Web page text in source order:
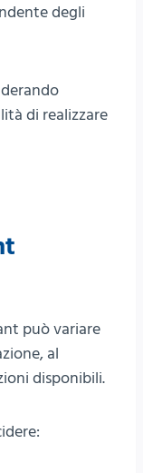
degli
di realizzare
può variare
al
disponibili.